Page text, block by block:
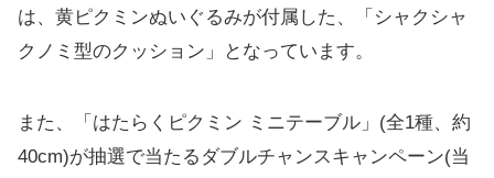
は、黄ピクミンぬいぐるみが付属した、「シャクシャ
クノミ型のクッション」となっています。
また、「はたらくピクミン ミニテーブル」(全1種、約
40cm)が抽選で当たるダブルチャンスキャンペーン(当